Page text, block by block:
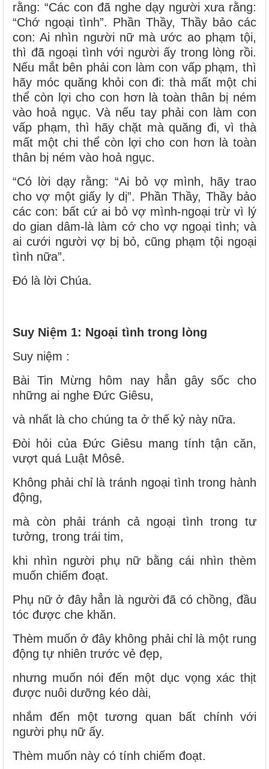
rằng: “Các con đã nghe dạy người xưa rằng:
“Chớ ngoại tình”. Phần Thầy, Thầy bảo các
con: Ai nhìn người nữ mà ước ao phạm tội,
thì đã ngoại tình với người ấy trong lòng rồi.
Nếu mắt bên phải con làm con vấp phạm, thì
hãy móc quăng khỏi con đi: thà mất một chi
thể còn lợi cho con hơn là toàn thân bị ném
vào hoả ngục. Và nếu tay phải con làm con
vấp phạm, thì hãy chặt mà quăng đi, vì thà
mất một chi thể còn lợi cho con hơn là toàn
thân bị ném vào hoả ngục.
“Có lời dạy rằng: “Ai bỏ vợ mình, hãy trao
cho vợ một giấy ly dị”. Phần Thầy, Thầy bảo
các con: bất cứ ai bỏ vợ mình-ngoại trừ vì lý
do gian dâm-là làm cớ cho vợ ngoại tình; và
ai cưới người vợ bị bỏ, cũng phạm tội ngoại
tình nữa”.
Ðó là lời Chúa.
Suy Niệm 1: Ngoại tình trong lòng
Suy niệm :
Bài Tin Mừng hôm nay hẳn gây sốc cho
những ai nghe Đức Giêsu,
và nhất là cho chúng ta ở thế kỷ này nữa.
Đòi hỏi của Đức Giêsu mang tính tận căn,
vượt quá Luật Môsê.
Không phải chỉ là tránh ngoại tình trong hành
động,
mà còn phải tránh cả ngoại tình trong tư
tưởng, trong trái tim,
khi nhìn người phụ nữ bằng cái nhìn thèm
muốn chiếm đoạt.
Phụ nữ ở đây hẳn là người đã có chồng, đầu
tóc được che khăn.
Thèm muốn ở đây không phải chỉ là một rung
động tự nhiên trước vẻ đẹp,
nhưng muốn nói đến một dục vọng xác thịt
được nuôi dưỡng kéo dài,
nhắm đến một tương quan bất chính với
người phụ nữ ấy.
Thèm muốn này có tính chiếm đoạt.